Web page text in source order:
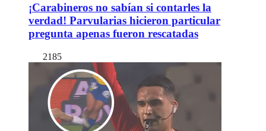
¡Carabineros no sabían si contarles la
verdad! Parvularias hicieron particular
pregunta apenas fueron rescatadas
2185